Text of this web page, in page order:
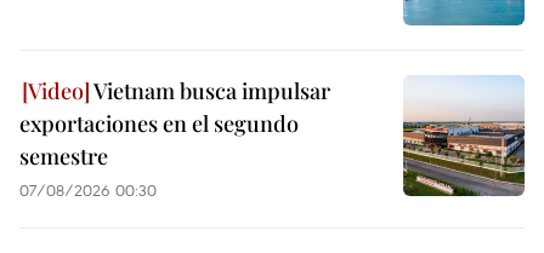
Vietnam busca impulsar
exportaciones en el segundo
semestre
07/08/2026 00:30